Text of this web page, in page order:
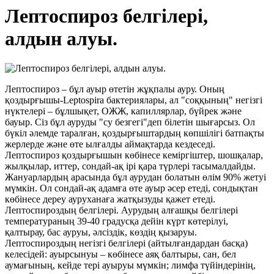
Лептоспироз белгілері,
алдын алуы.
Лептоспироз – бұл ауыр өтетін жұқпалы ауру. Оның
қоздырғышы-Leptospira бактериялары, ал "соққының" негізгі
нүктелері – бұлшықет, ОЖЖ, капиллярлар, бүйрек және
бауыр. Сіз бұл ауруды "су безгегі"деп білетін шығарсыз. Ол
бүкіл әлемде таралған, қоздырғыштардың көпшілігі батпақты
жерлерде және өте ылғалды аймақтарда кездеседі.
Лептоспироз қоздырғышын көбінесе кеміргіштер, шошқалар,
жылқылар, иттер, сондай-ақ ірі қара түрлері тасымалдайды.
Жануарлардың арасында бұл аурудан болатын өлім 90% жетуі
мүмкін. Ол сондай-ақ адамға өте ауыр әсер етеді, сондықтан
көбінесе дереу ауруханаға жатқызуды қажет етеді.
Лептоспироздың белгілері. Аурудың алғашқы белгілері
температураның 39-40 градусқа дейін күрт көтерілуі,
қалтырау, бас ауруы, әлсіздік, көздің қызаруы.
Лептоспироздың негізгі белгілері (айтылғандардан басқа)
келесідей: ауырсынуы – көбінесе аяқ балтыры, сан, бел
аумағының, кейде тері ауыруы мүмкін; лимфа түйіндерінің,